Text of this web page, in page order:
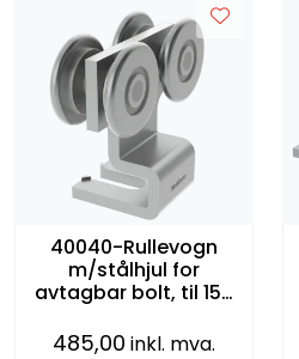
40040-Rullevogn
m/stålhjul for
avtagbar bolt, til 150
485,00 inkl. mva.